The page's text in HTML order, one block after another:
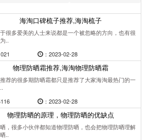
海淘口碑梳子推荐,海淘梳子
很多爱美的人士来说都是一个被忽略的方向，也有很
..
：2023-02-28
物理防晒霜推荐,海淘物理防晒霜
荐的很多期防晒霜都只是推荐了大家海淘最热门的一
：2023-02-28
物理防晒的原理，物理防晒的优缺点
，很多小伙伴都知道物理防晒，也会把物理防晒理解
..